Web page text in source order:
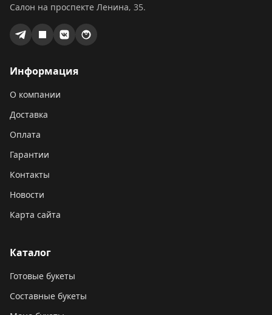
Салон на проспекте Ленина, 35.
Информация
О компании
Доставка
Оплата
Гарантии
Контакты
Новости
Карта сайта
Каталог
Готовые букеты
Составные букеты